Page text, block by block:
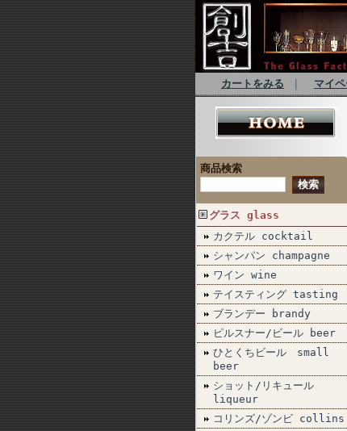
カートをみる マイ
商品検索
グラス glass
カクテル cocktail
シャンパン champagne
ワイン wine
テイスティング tasting
ブランデー brandy
ピルスナー/ビール beer
ひとくちビール small
beer
ショット/リキュール
liqueur
コリンズ/ゾンビ collins